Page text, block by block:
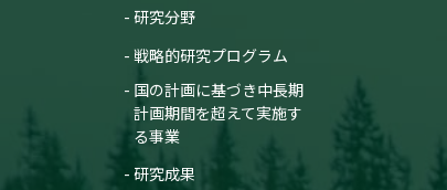
研究分野
戦略的研究プログラム
国の計画に基づき中長期
計画期間を超えて実施す
る事業
研究成果